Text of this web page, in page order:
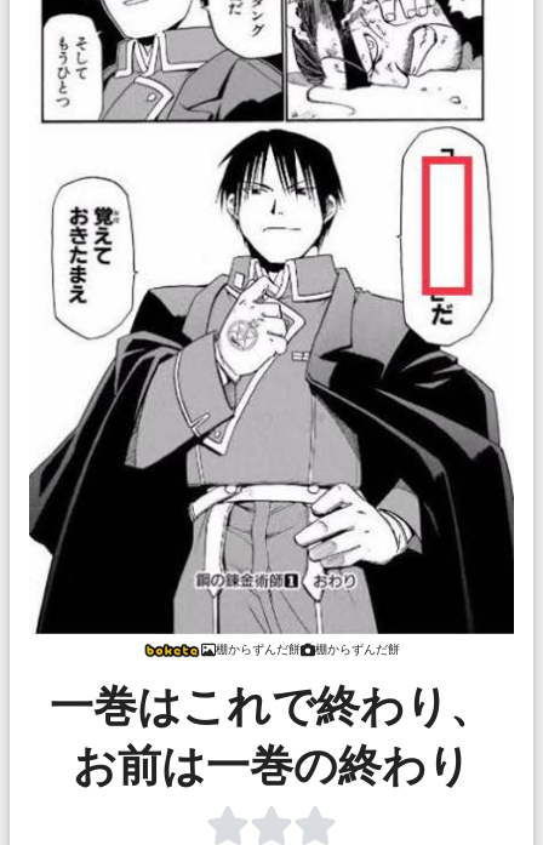
棚からずんだ餅 棚からずんだ餅
一巻はこれで終わり、
お前は一巻の終わり